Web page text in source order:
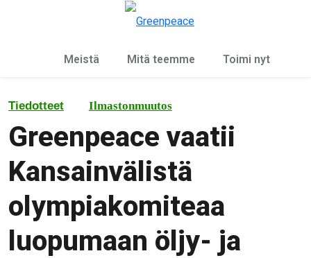
Meistä Mitä teemme Toimi nyt
Tiedotteet Ilmastonmuutos
Greenpeace vaatii
Kansainvälistä
olympiakomiteaa
luopumaan öljy- ja